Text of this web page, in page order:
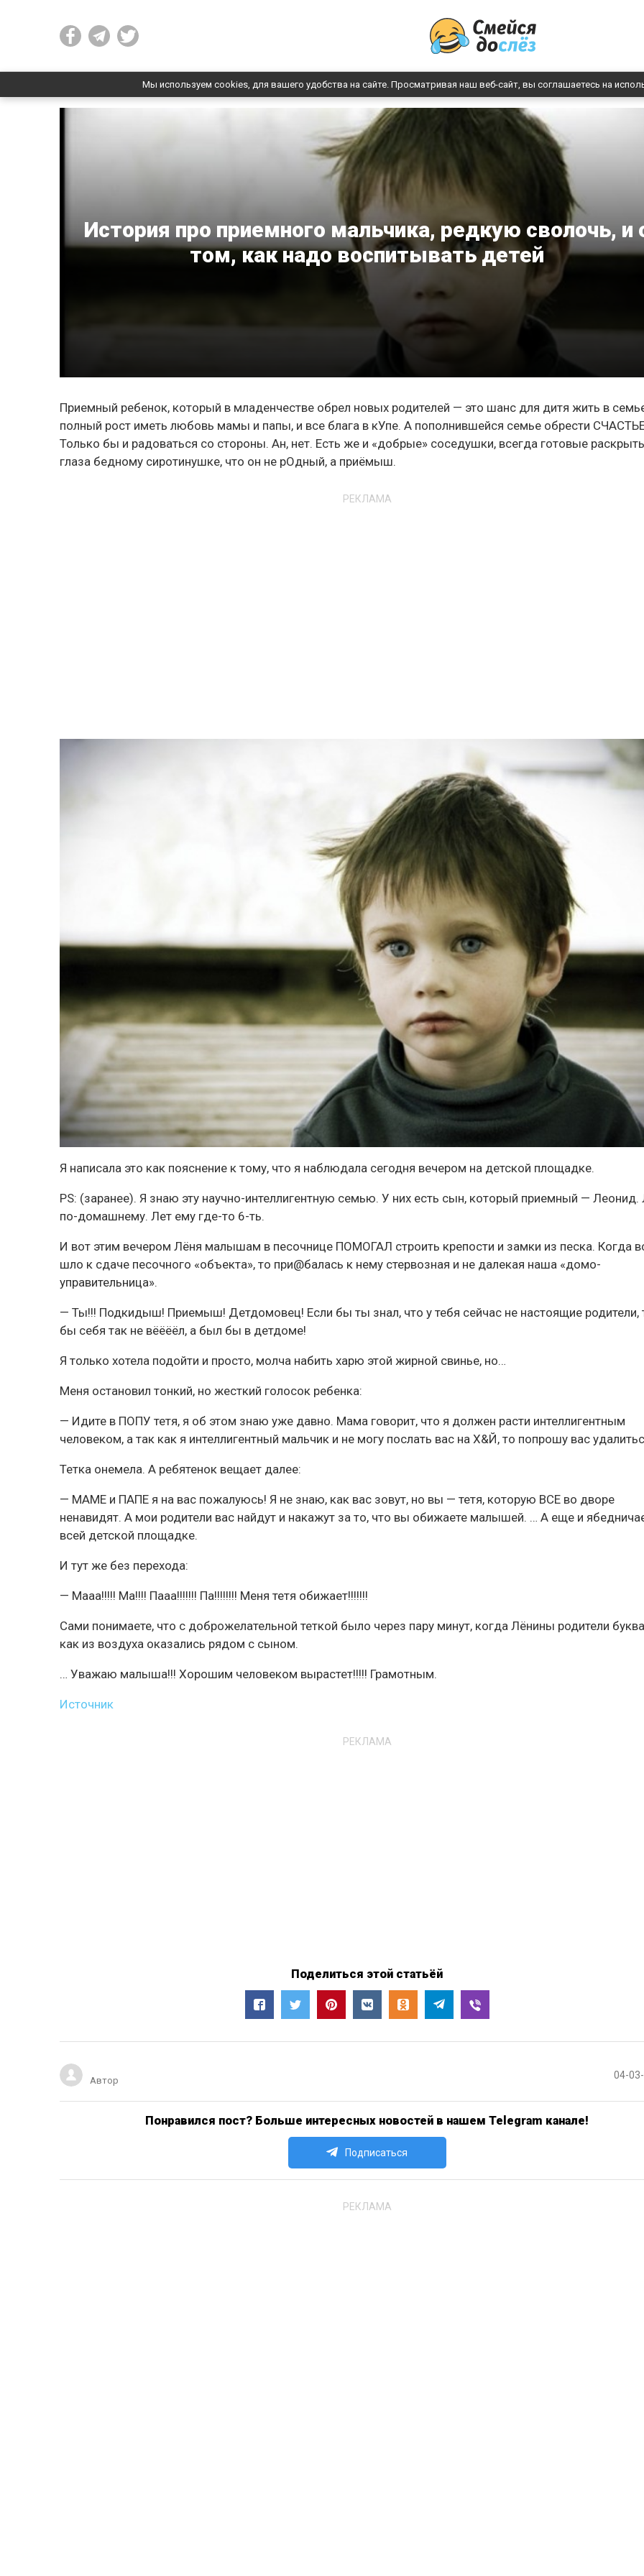
Мы используем cookies, для вашего удобства на сайте. Просматривая наш веб-сайт, вы соглашаетесь на
История про приемного мальчика, редкую сволочь, и
том, как надо воспитывать детей
Приемный ребенок, который в младенчестве обрел новых родителей — это шанс для дитя жить в
полный рост иметь любовь мамы и папы, и все блага в кУпе. А пополнившейся семье обрести
Только бы и радоваться со стороны. Ан, нет. Есть же и «добрые» соседушки, всегда готовые раскрыть
глаза бедному сиротинушке, что он не рОдный, а приёмыш.
РЕКЛАМА
Я написала это как пояснение к тому, что я наблюдала сегодня вечером на детской площадке.
PS: (заранее). Я знаю эту научно-интеллигентную семью. У них есть сын, который приемный — Леонид.
по-домашнему. Лет ему где-то 6-ть.
И вот этим вечером Лёня малышам в песочнице ПОМОГАЛ строить крепости и замки из песка. Когда
шло к сдаче песочного «объекта», то при@балась к нему стервозная и не далекая наша «домо-
управительница».
— Ты!!! Подкидыш! Приемыш! Детдомовец! Если бы ты знал, что у тебя сейчас не настоящие родители,
бы себя так не вёёёёл, а был бы в детдоме!
Я только хотела подойти и просто, молча набить харю этой жирной свинье, но…
Меня остановил тонкий, но жесткий голосок ребенка:
— Идите в ПОПУ тетя, я об этом знаю уже давно. Мама говорит, что я должен расти интеллигентным
человеком, а так как я интеллигентный мальчик и не могу послать вас на Х&Й, то попрошу вас
Тетка онемела. А ребятенок вещает далее:
— МАМЕ и ПАПЕ я на вас пожалуюсь! Я не знаю, как вас зовут, но вы — тетя, которую ВСЕ во дворе
ненавидят. А мои родители вас найдут и накажут за то, что вы обижаете малышей. … А еще и
всей детской площадке.
И тут же без перехода:
— Мааа!!!!! Ма!!!! Пааа!!!!!!! Па!!!!!!!! Меня тетя обижает!!!!!!!
Сами понимаете, что с доброжелательной теткой было через пару минут, когда Лёнины родители
как из воздуха оказались рядом с сыном.
… Уважаю малыша!!! Хорошим человеком вырастет!!!!! Грамотным.
Источник
РЕКЛАМА
Поделиться этой статьёй
Автор 04-
Понравился пост? Больше интересных новостей в нашем Telegram канале!
Подписаться
РЕКЛАМА